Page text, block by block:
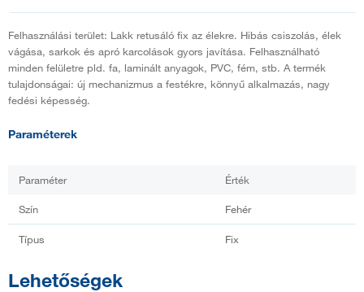
Felhasználási terület: Lakk retusáló fix az élekre. Hibás csiszolás, élek
vágása, sarkok és apró karcolások gyors javítása. Felhasználható
minden felületre pld. fa, laminált anyagok, PVC, fém, stb. A termék
tulajdonságai: új mechanizmus a festékre, könnyű alkalmazás, nagy
fedési képesség.
Paraméterek
Paraméter Érték
Szín Fehér
Típus Fix
Lehetőségek